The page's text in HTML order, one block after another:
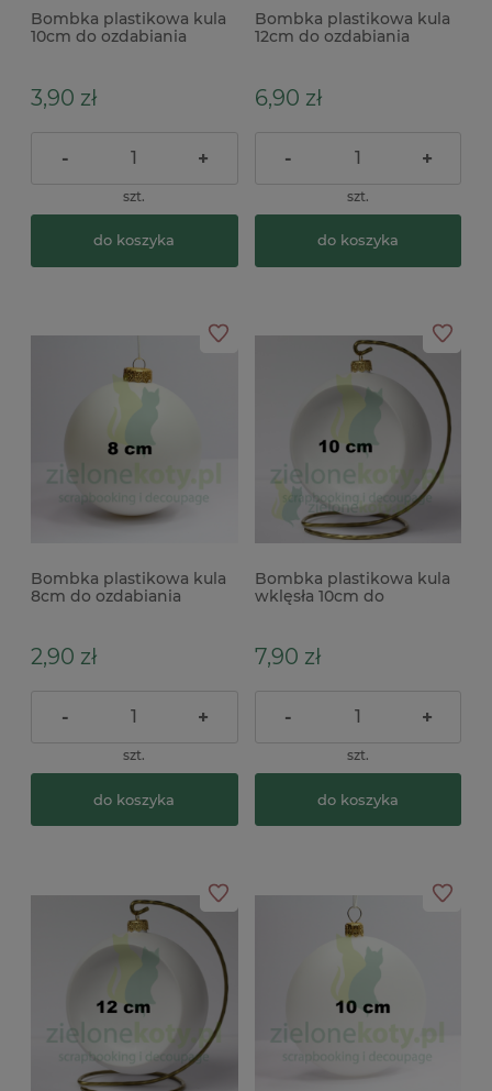
Bombka plastikowa kula
10cm do ozdabiania
3,90 zł
- +
szt.
do koszyka
Bombka plastikowa kula
12cm do ozdabiania
6,90 zł
- +
szt.
do koszyka
Bombka plastikowa kula
8cm do ozdabiania
2,90 zł
- +
szt.
do koszyka
Bombka plastikowa kula
wklęsła 10cm do
7,90 zł
- +
szt.
do koszyka